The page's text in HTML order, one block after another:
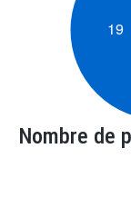
Nombre de